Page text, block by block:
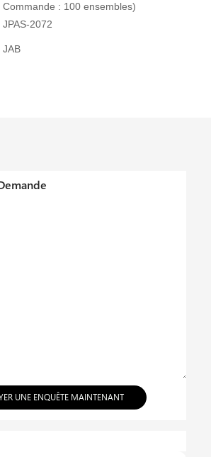
Commande : 100 ensembles)
JPAS-2072
JAB
UNE ENQUÊTE MAINTENANT